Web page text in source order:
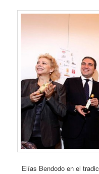
Elías Bendodo en el